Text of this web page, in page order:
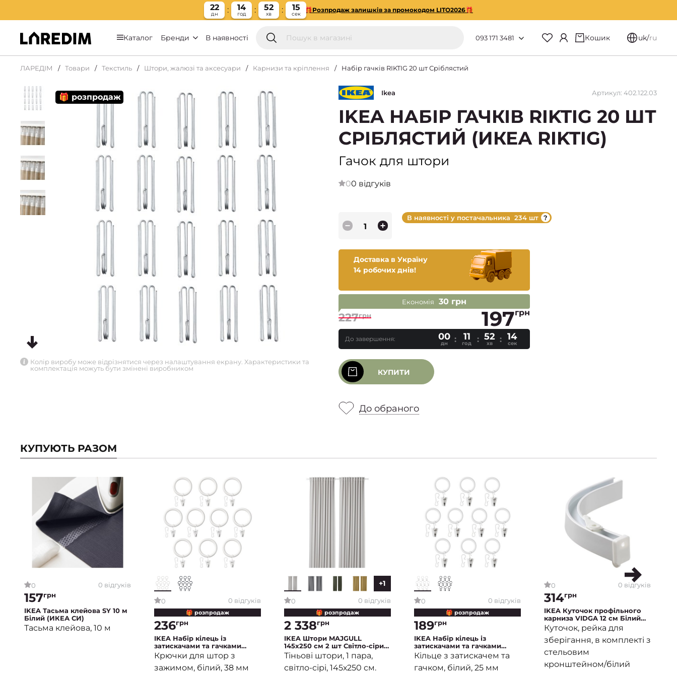
22
дн
14
год
52
хв
14
сек
🎁Розпродаж залишків за промокодом LITO2026🎁
Каталог Бренди В наявності 093 171 3481 Кошик uk/ru
ЛАРЕДІМ Товари Текстиль Штори, жалюзі та аксесуари Карнизи та кріплення Набір гачків RIKTIG 20 шт Сріблястий
🎁 розпродаж
Колір виробу може відрізнятися через налаштування екрану. Характеристики та
комплектація можуть бути змінені виробником
Ikea Артикул: 402.122.03
IKEA НАБІР ГАЧКІВ RIKTIG 20 ШТ
СРІБЛЯСТИЙ (ИКЕА RIKTIG)
Гачок для штори
00 відгуків
В наявності у постачальника 234 шт
Доставка в Україну
14 робочих днів!
Економія 30 грн
227грн 197грн
До завершення: 00
дн
11
год
52
хв
13
сек
КУПИТИ
До обраного
КУПУЮТЬ РАЗОМ
0 0 відгуків
157грн
IKEA Тасьма клейова SY 10 м
Білий (ИКЕА СИ)
Тасьма клейова, 10 м
0 0 відгуків
🎁 розпродаж
236грн
IKEA Набір кілець із
затискачами та гачками
SYRLIG 38 мм 10 шт Білий
(ИКЕА СИРЛИГ)
Крючки для штор з
зажимом, білий, 38 мм
+1
0 0 відгуків
🎁 розпродаж
2 338грн
IKEA Штори MAJGULL
145х250 см 2 шт Світло-сірий
(ИКЕА МАЙГУЛЛ)
Тіньові штори, 1 пара,
світло-сірі, 145х250 см.
0 0 відгуків
🎁 розпродаж
189грн
IKEA Набір кілець із
затискачами та гачками
SYRLIG 10 шт Білий (ИКЕА
SYRLIG)
Кільце з затискачем та
гачком, білий, 25 мм
0 0 відгуків
314грн
IKEA Куточок профільного
карниза VIDGA 12 см Білий
(ИКЕА VIDGA)
Куточок, рейка для
зберігання, в комплекті з
стельовим
кронштейном/білий